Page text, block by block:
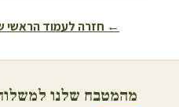
← חזרה לעמוד הראשי
מהמטבח שלנו